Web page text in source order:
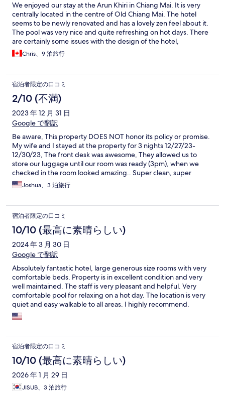
We enjoyed our stay at the Arun Khiri in Chiang Mai. It is very
centrally located in the centre of Old Chiang Mai. The hotel
seems to be newly renovated and has a lovely zen feel about it.
The pool was very nice and quite refreshing on hot days. There
are certainly some issues with the design of the hotel,
specifically that you cannot drag your luggage to your room if
you are in the main floor because of the white gravel between
to the hotel as we were leaving.) The hotel has an elevator to the
second, third and fourth floors contrary to what the information
on Hotels.com indicates. The staff were very pleasant although
there certainly were language issues. We also had to request
that our room be cleaned on more than one occasion. We would
suggest some design changes and more staff training would
Chris、9 泊旅行
宿泊者限定の口コミ
2/10 (不満)
2023 年 12 月 31 日
Google で翻訳
Be aware, This property DOES NOT honor its policy or promise.
My wife and I stayed at the property for 3 nights 12/27/23-
12/30/23, The front desk was awesome, They allowed us to
store our luggage until our room was ready (3pm), when we
checked in the room looked amazing.. Super clean, super
location "pool front, SUPER SMELLY. like make you want to vomit
smelly, the whole property has a funk but the bottom floor
where a gentleman poured some liquid in the drains and an
attendant lit a candle and placed it in the corner of the room,
over an hour later the room was still uninhabitable due to the
smell... The front office knew about the smell issue and offered
us a different class of room, a smaller room with a room rate
roughly $60usd per night difference. at this point it is what it is, I
adjust the nightly room rate and he said he will.. NO PROBLEM,
over the next 3 days we experienced several issues, sewage
problems, lack of room cleaning, power outages. but from what
we understood the property had been open for a week, ill
deal..... at the end of our visit I reapproached AHM where we
discussed the adjustment of rate, he printed our check in form
back to us.... We booked the hotel through EXPEDIA and he
would refund through them....... TO DATE 1/15/2024 expedia
has contacted the hotel directly to avail,
Joshua、3 泊旅行
宿泊者限定の口コミ
10/10 (最高に素晴らしい)
2024 年 3 月 30 日
Google で翻訳
Absolutely fantastic hotel, large generous size rooms with very
comfortable beds. Property is in excellent condition and very
well maintained. The staff is very pleasant and helpful. Very
comfortable pool for relaxing on a hot day. The location is very
quiet and easy walkable to all areas. I highly recommend.
宿泊者限定の口コミ
10/10 (最高に素晴らしい)
2026 年 1 月 29 日
JISUB、3 泊旅行